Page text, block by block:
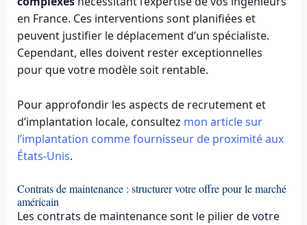
en France. Ces interventions sont planifiées et
peuvent justifier le déplacement d’un spécialiste.
Cependant, elles doivent rester exceptionnelles
pour que votre modèle soit rentable.
Pour approfondir les aspects de recrutement et
d’implantation locale, consultez mon article sur
l’implantation comme fournisseur de proximité aux
États-Unis.
Contrats de maintenance : structurer votre offre pour le marché
américain
Les contrats de maintenance sont le pilier de votre